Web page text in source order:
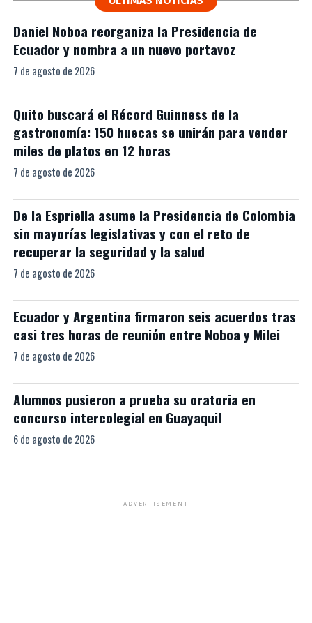
Daniel Noboa reorganiza la Presidencia de
Ecuador y nombra a un nuevo portavoz
7 de agosto de 2026
Quito buscará el Récord Guinness de la
gastronomía: 150 huecas se unirán para vender
miles de platos en 12 horas
7 de agosto de 2026
De la Espriella asume la Presidencia de Colombia
sin mayorías legislativas y con el reto de
recuperar la seguridad y la salud
7 de agosto de 2026
Ecuador y Argentina firmaron seis acuerdos tras
casi tres horas de reunión entre Noboa y Milei
7 de agosto de 2026
Alumnos pusieron a prueba su oratoria en
concurso intercolegial en Guayaquil
6 de agosto de 2026
ADVERTISEMENT